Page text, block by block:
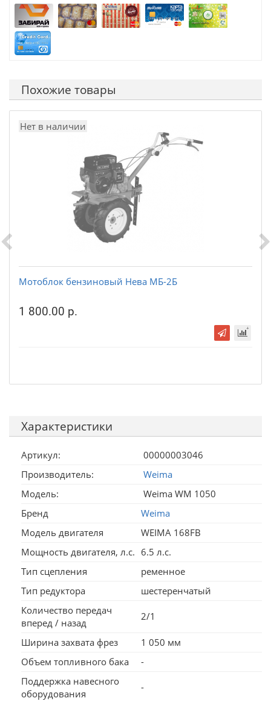
Похожие товары
Нет в наличии
Мотоблок бензиновый Нева МБ-2Б
1 800.00 р.
Характеристики
Артикул:
00000003046
Производитель:
Weima
Модель:
Weima WM 1050
Бренд
Weima
Модель двигателя
WEIMA 168FB
Мощность двигателя, л.с. 6.5 л.с.
Тип сцепления
ременное
Тип редуктора
шестеренчатый
Количество передач
вперед / назад
2/1
Ширина захвата фрез
1 050 мм
Объем топливного бака
-
Поддержка навесного
оборудования
-